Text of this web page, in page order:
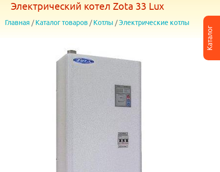
Каталог
Электрический котел Zota 33 Lux
Главная / Каталог товаров / Котлы /Электрические котлы